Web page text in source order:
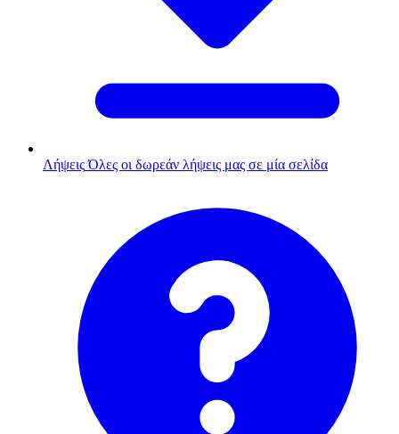
Λήψεις Όλες οι δωρεάν λήψεις μας σε μία σελίδα